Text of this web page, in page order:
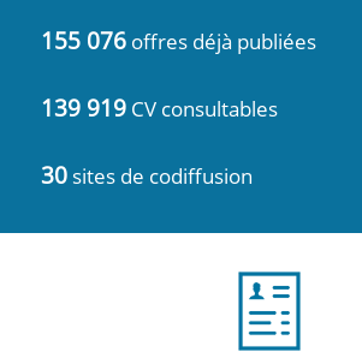
155 076offres déjà publiées
139 919CV consultables
30sites de codiffusion